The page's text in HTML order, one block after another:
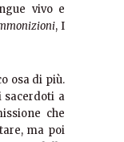
vivo e
, I
osa di più.
sacerdoti a
che
ma poi